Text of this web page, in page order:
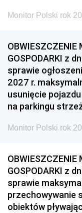
Monitor Polski rok
OBWIESZCZENIE
GOSPODARKI z
sprawie
2027 r.
usunięcie
na parkingu
Monitor Polski rok
OBWIESZCZENIE
GOSPODARKI z
sprawie
przechowywanie
obiektów